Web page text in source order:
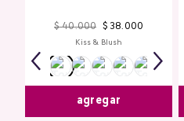
$ 40.000 $ 38.000
Kiss & Blush
agregar